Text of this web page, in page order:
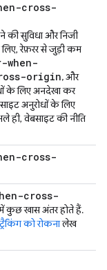
cross-
की सुविधा और निजी
लिए, रेफ़रर से जुड़ी कम
origin, और
के लिए अनदेखा कर
अनुरोधों के लिए
ही, वेबसाइट की नीति
cross-
cross-
कुछ खास अंतर होते हैं.
को रोकनालेख